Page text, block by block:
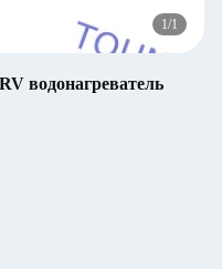
1/1
водонагреватель